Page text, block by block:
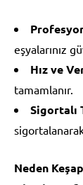
eşyalarınız
Hız ve
tamamlanır.
Sigortalı
sigortalanarak
Neden